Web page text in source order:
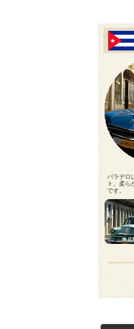
バラデロ
ト。柔ら
です。